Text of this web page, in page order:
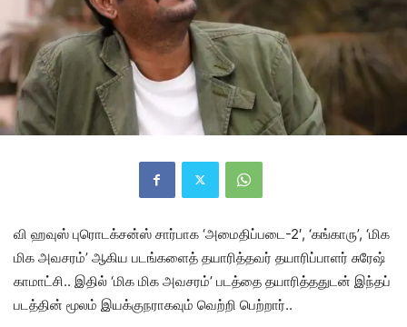
வி ஹவுஸ் புரொடக்சன்ஸ் சார்பாக ‘அமைதிப்படை-2′, ‘கங்காரு’, ‘மிக
மிக அவசரம்’ ஆகிய படங்களைத் தயாரித்தவர் தயாரிப்பாளர் சுரேஷ்
காமாட்சி.. இதில் ‘மிக மிக அவசரம்’ படத்தை தயாரித்ததுடன் இந்தப்
படத்தின் மூலம் இயக்குநராகவும் வெற்றி பெற்றார்..